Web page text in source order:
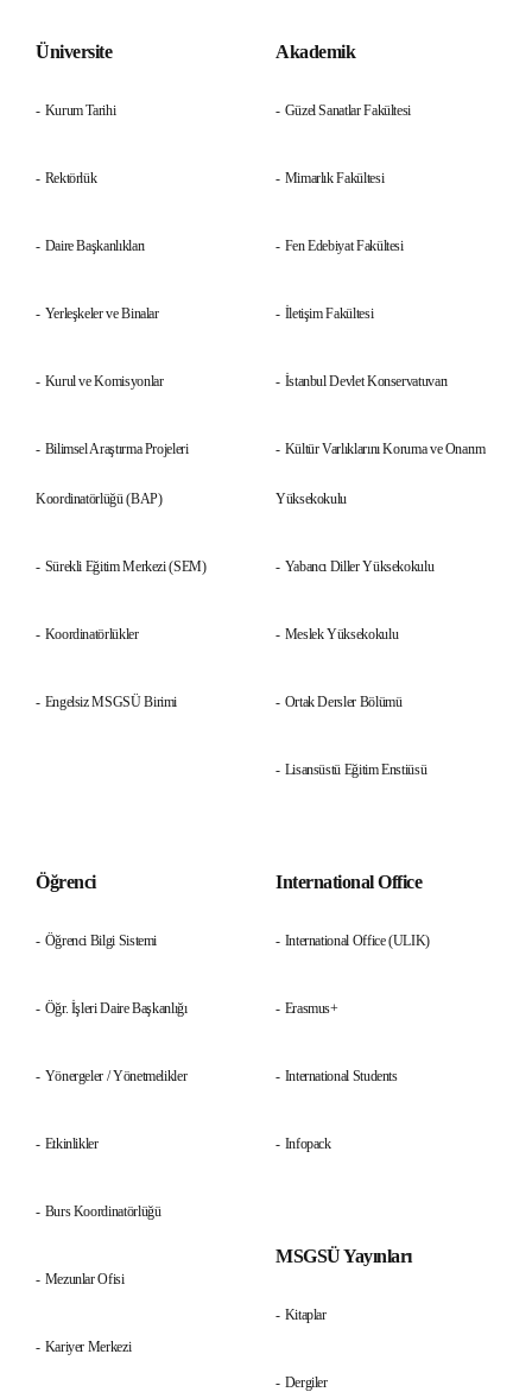
Üniversite
Kurum Tarihi
Rektörlük
Daire Başkanlıkları
Yerleşkeler ve Binalar
Kurul ve Komisyonlar
Bilimsel Araştırma Projeleri
Koordinatörlüğü (BAP)
Sürekli Eğitim Merkezi (SEM)
Koordinatörlükler
Engelsiz MSGSÜ Birimi
Akademik
Güzel Sanatlar Fakültesi
Mimarlık Fakültesi
Fen Edebiyat Fakültesi
İletişim Fakültesi
İstanbul Devlet Konservatuvarı
Kültür Varlıklarını Koruma ve Onarım
Yüksekokulu
Yabancı Diller Yüksekokulu
Meslek Yüksekokulu
Ortak Dersler Bölümü
Lisansüstü Eğitim Enstiüsü
Öğrenci
Öğrenci Bilgi Sistemi
Öğr. İşleri Daire Başkanlığı
Yönergeler / Yönetmelikler
Etkinlikler
Burs Koordinatörlüğü
Mezunlar Ofisi
Kariyer Merkezi
International Office
International Office (ULIK)
Erasmus+
International Students
Infopack
MSGSÜ Yayınları
Kitaplar
Dergiler